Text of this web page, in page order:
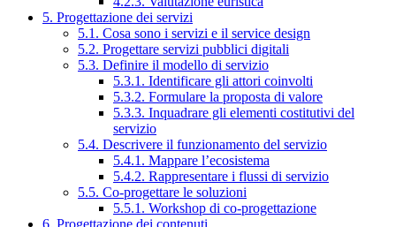
5. Progettazione dei servizi
5.1. Cosa sono i servizi e il service design
5.2. Progettare servizi pubblici digitali
5.3. Definire il modello di servizio
5.3.1. Identificare gli attori coinvolti
5.3.2. Formulare la proposta di valore
5.3.3. Inquadrare gli elementi costitutivi del
servizio
5.4. Descrivere il funzionamento del servizio
5.4.1. Mappare l’ecosistema
5.4.2. Rappresentare i flussi di servizio
5.5. Co-progettare le soluzioni
5.5.1. Workshop di co-progettazione
6. Progettazione dei contenuti